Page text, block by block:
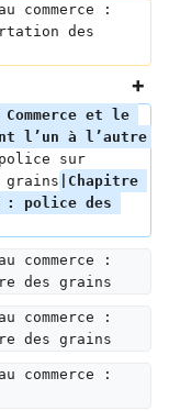
commerce :
des
Commerce et le
l’un à l’autre
sur
|Chapitre
: police des
commerce :
des grains
commerce :
des grains
commerce :